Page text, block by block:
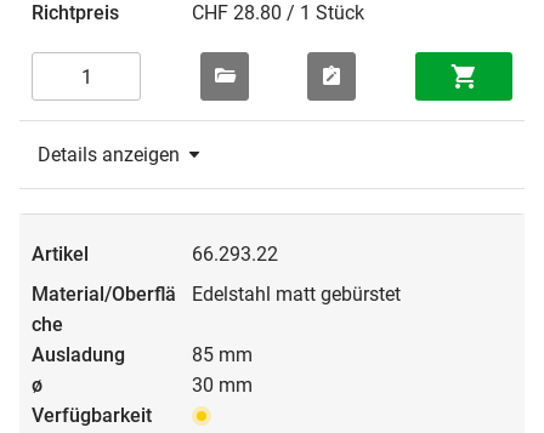
CHF 28.80 / 1 Stück
Details anzeigen
66.293.22
Edelstahl matt gebürstet
85 mm
30 mm